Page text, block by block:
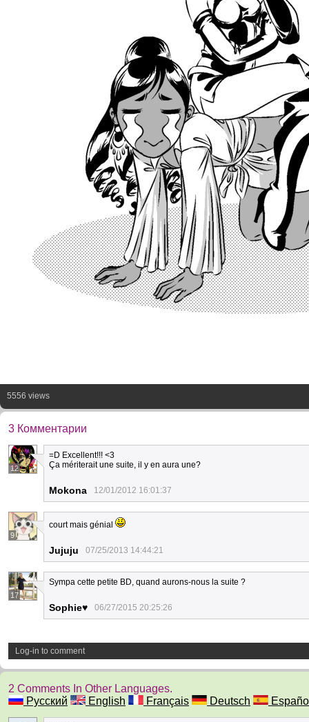
5556 views
3 Комментарии
12
=D Excellent!!! <3
Ça mériterait une suite, il y en aura une?
Mokona 12/01/2012 16:01:37
9
court mais génial
Jujuju 07/25/2013 14:44:21
17
Sympa cette petite BD, quand aurons-nous la suite ?
Sophie♥ 06/27/2015 20:25:26
Log-in to comment
2 Comments In Other Languages.
Русский
English Français Deutsch